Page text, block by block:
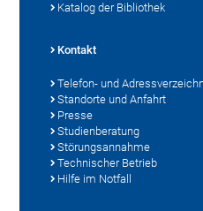
Katalog der Bibliothek
Kontakt
Telefon- und
Standorte und Anfahrt
Presse
Studienberatung
Störungsannahme
Technischer Betrieb
Hilfe im Notfall